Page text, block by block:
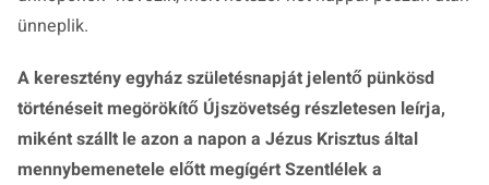
ünneplik.
A keresztény egyház születésnapját jelentő pünkösd
történéseit megörökítő Újszövetség részletesen leírja,
miként szállt le azon a napon a Jézus Krisztus által
mennybemenetele előtt megígért Szentlélek a